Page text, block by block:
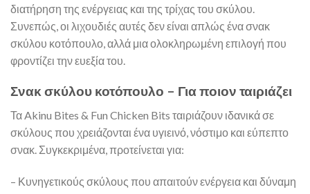
διατήρηση της ενέργειας και της τρίχας του σκύλου.
Συνεπώς, οι λιχουδιές αυτές δεν είναι απλώς ένα σνακ
σκύλου κοτόπουλο, αλλά μια ολοκληρωμένη επιλογή που
φροντίζει την ευεξία του.
Σνακ σκύλου κοτόπουλο – Για ποιον ταιριάζει
Τα Akinu Bites & Fun Chicken Bits ταιριάζουν ιδανικά σε
σκύλους που χρειάζονται ένα υγιεινό, νόστιμο και εύπεπτο
σνακ. Συγκεκριμένα, προτείνεται για:
– Κυνηγετικούς σκύλους που απαιτούν ενέργεια και δύναμη